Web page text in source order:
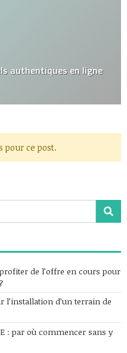
authentiques en ligne
pour ce post.
de l’offre en cours pour
l’installation d’un terrain de
: par où commencer sans y